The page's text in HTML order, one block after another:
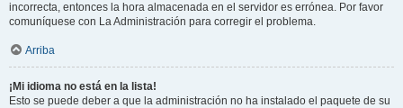
incorrecta, entonces la hora almacenada en el servidor es errónea. Por favor
comuníquese con La Administración para corregir el problema.
Arriba
¡Mi idioma no está en la lista!
Esto se puede deber a que la administración no ha instalado el paquete de su